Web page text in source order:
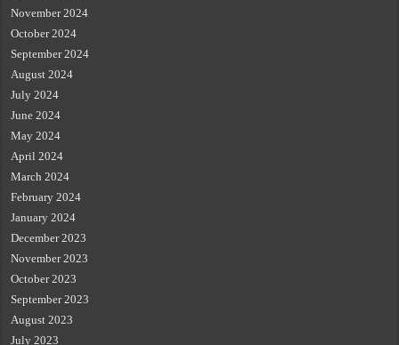
November 2024
October 2024
September 2024
August 2024
July 2024
June 2024
May 2024
April 2024
March 2024
February 2024
January 2024
December 2023
November 2023
October 2023
September 2023
August 2023
July 2023